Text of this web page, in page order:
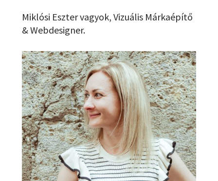
Miklósi Eszter vagyok, Vizuális Márkaépítő
& Webdesigner.